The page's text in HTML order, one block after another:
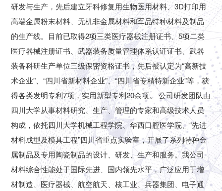
研发与生产，先后建立牙科修复用生物医用材料、3D打印用
高端金属粉末材料、无机非金属材料和军品特种材料及制品
的生产线。目前已取得2项三类医疗器械注册证书、5项二类
医疗器械注册证书、武器装备质量管理体系认证证书、武器
装备科研生产单位三级保密资格证书，先后被认定为“高新技
术企业”、“四川省新材料企业”、“四川省专精特新企业”等，获
得各类发明专利7项，实用新型专利20余项。 公司研发团队由
四川大学从事材料研究、生产、管理的专家和高级技术人员
构成，依托四川大学机械工程学院、华西口腔医学院、“先进
材料成型及模具工程”四川省重点实验室，开展了系列特种金
属制品及专用陶瓷制品的设计、研发、生产和服务。我公司
材料综合性能处于国际先进、国内领先水平，广泛应用于增
材制造、医疗器械、航空航天、核工业、兵器集团、电子通